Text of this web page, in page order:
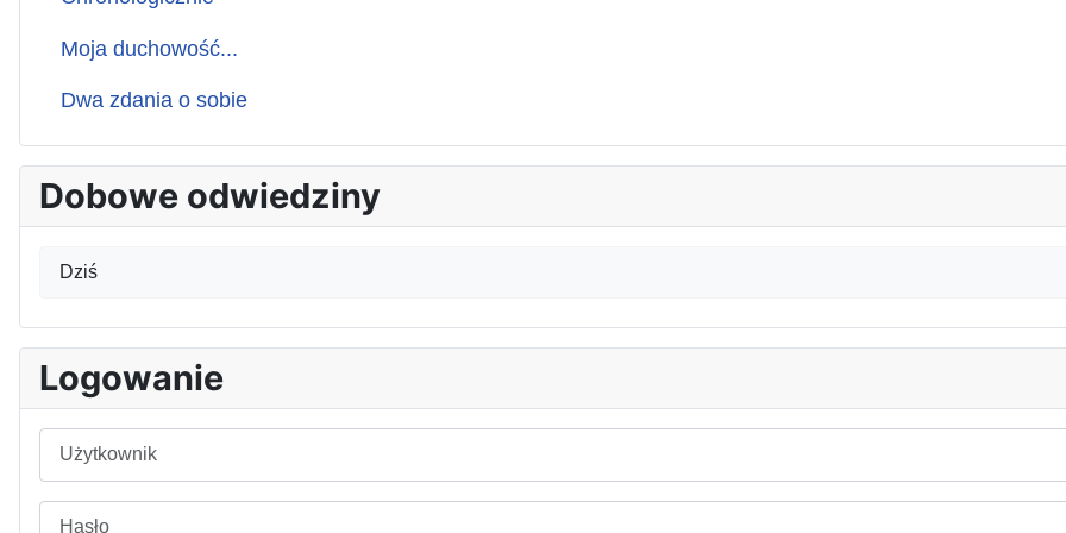
Moja duchowość...
Dwa zdania o sobie
Dobowe odwiedziny
Dziś
Logowanie